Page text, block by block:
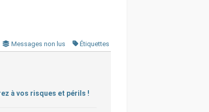
Messages non lus Étiquettes
à vos risques et périls !